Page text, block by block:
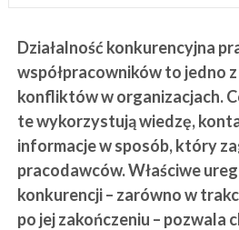
Działalność konkurencyjna
współpracowników to jedno
konfliktów w organizacjach.
te wykorzystują wiedzę,
informacje w sposób, który
pracodawców. Właściwe
konkurencji – zarówno w
po jej zakończeniu – pozwala